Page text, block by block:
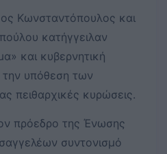
Κωνσταντόπουλος και
κατήγγειλαν
και κυβερνητική
υπόθεση των
πειθαρχικές κυρώσεις.
πρόεδρο της Ένωσης
συντονισμό